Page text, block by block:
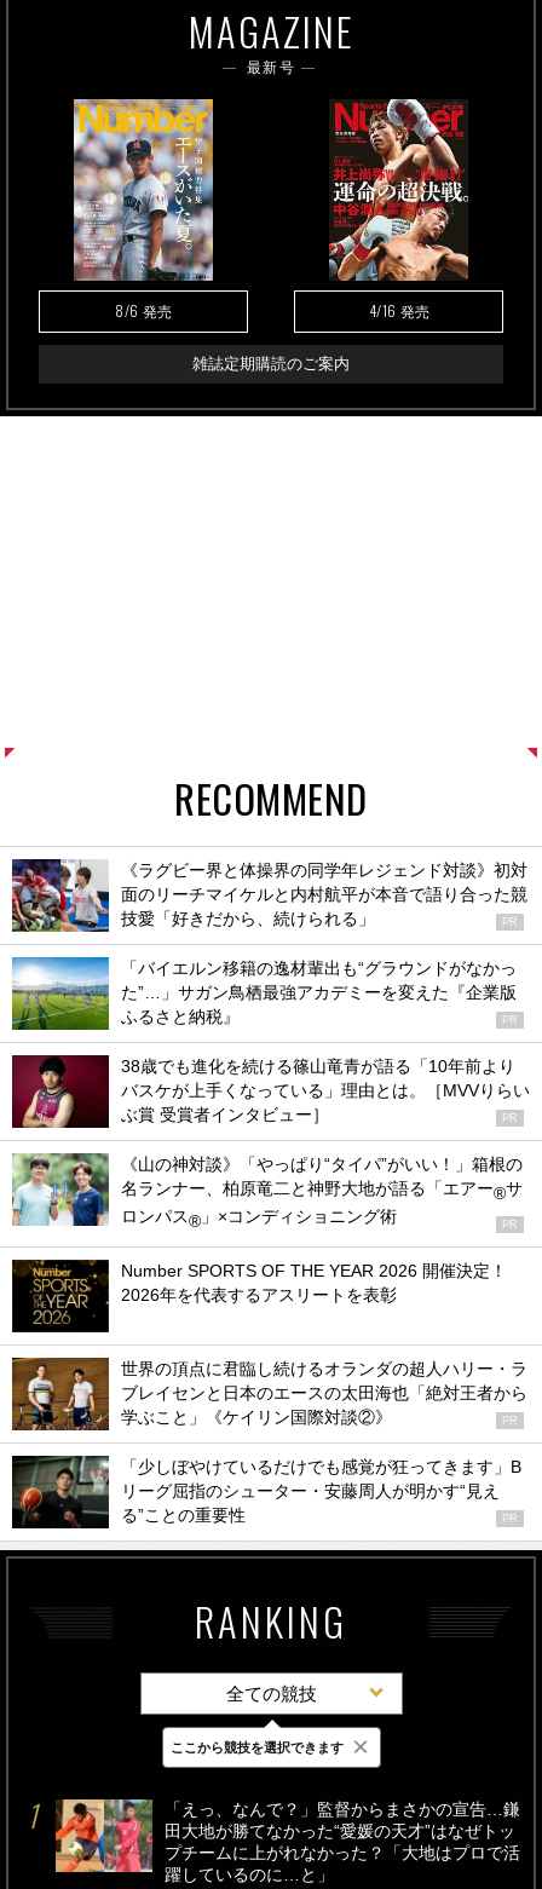
MAGAZINE
最新号
8/6 発売 4/16 発売
雑誌定期購読のご案内
RECOMMEND
《ラグビー界と体操界の同学年レジェンド対談》初対
面のリーチマイケルと内村航平が本音で語り合った競
技愛「好きだから、続けられる」
PR
「バイエルン移籍の逸材輩出も“グラウンドがなかっ
た”…」サガン鳥栖最強アカデミーを変えた『企業版
ふるさと納税』
PR
38歳でも進化を続ける篠山竜青が語る「10年前より
バスケが上手くなっている」理由とは。［MVVりらい
ぶ賞 受賞者インタビュー］
PR
《山の神対談》「やっぱり“タイパ”がいい！」箱根の
名ランナー、柏原竜二と神野大地が語る「エアー®サ
ロンパス® 」×コンディショニング術 PR
Number SPORTS OF THE YEAR 2026 開催決定！
2026年を代表するアスリートを表彰
世界の頂点に君臨し続けるオランダの超人ハリー・ラ
ブレイセンと日本のエースの太田海也「絶対王者から
学ぶこと」《ケイリン国際対談②》
PR
「少しぼやけているだけでも感覚が狂ってきます」B
リーグ屈指のシューター・安藤周人が明かす“見え
る”ことの重要性
PR
RANKING
全ての競技
最新 24時間 週間
「えっ、なんで？」監督からまさかの宣告…鎌
田大地が勝てなかった“愛媛の天才”はなぜトッ
プチームに上がれなかった？「大地はプロで活
躍しているのに…と」
ここから競技を選択できます ×